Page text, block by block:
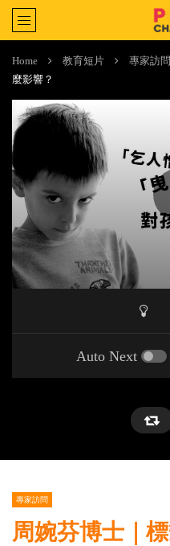
Home 教育短片 專家訪問
麼影響？
Auto Next
專家訪問
周婉芬博士｜